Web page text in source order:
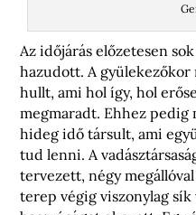
Az időjárás előzetesen
hazudott. A gyülekezőkor
hullt, ami hol így, hol
megmaradt. Ehhez pedig
hideg idő társult, ami
tud lenni. A
tervezett, négy
terep végig viszonylag sík